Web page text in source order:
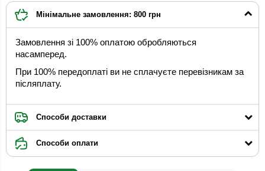
Мінімальне замовлення: 800 грн
Замовлення зі 100% оплатою обробляються
насамперед.
При 100% передоплаті ви не сплачуєте перевізникам за
післяплату.
Способи доставки
Способи оплати